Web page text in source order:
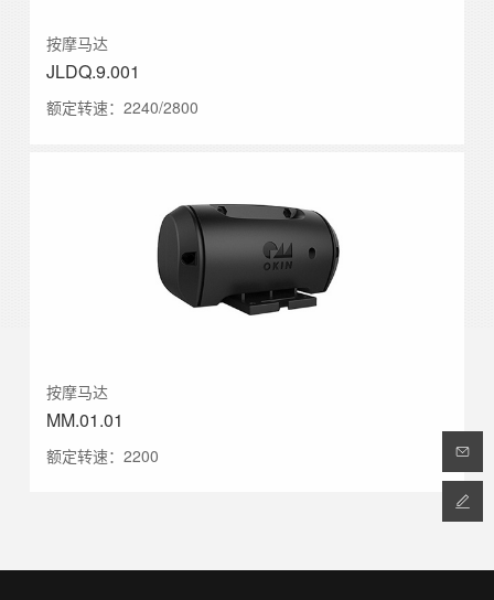
按摩马达
JLDQ.9.001
额定转速：2240/2800
按摩马达
MM.01.01
额定转速：2200